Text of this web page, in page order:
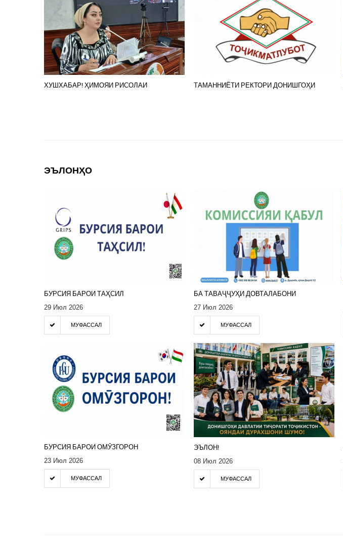
ХУШХАБАР! ҲИМОЯИ РИСОЛАИ ТАМАННИЁТИ РЕКТОРИ ДОНИШГОҲИ
ЭЪЛОНҲО
БУРСИЯ БАРОИ ТАҲСИЛ
29 Июл 2026
МУФАССАЛ
БА ТАВАҶҶУҲИ ДОВТАЛАБОНИ
27 Июл 2026
МУФАССАЛ
БУРСИЯ БАРОИ ОМӮЗГОРОН
23 Июл 2026
МУФАССАЛ
ЭЪЛОН!
08 Июл 2026
МУФАССАЛ